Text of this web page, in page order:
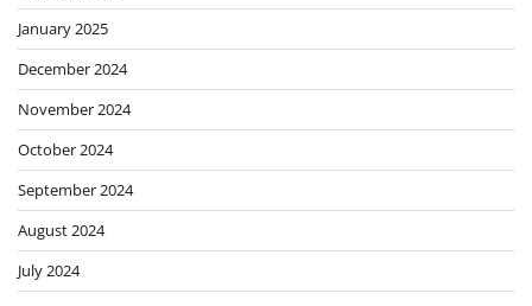
January 2025
December 2024
November 2024
October 2024
September 2024
August 2024
July 2024